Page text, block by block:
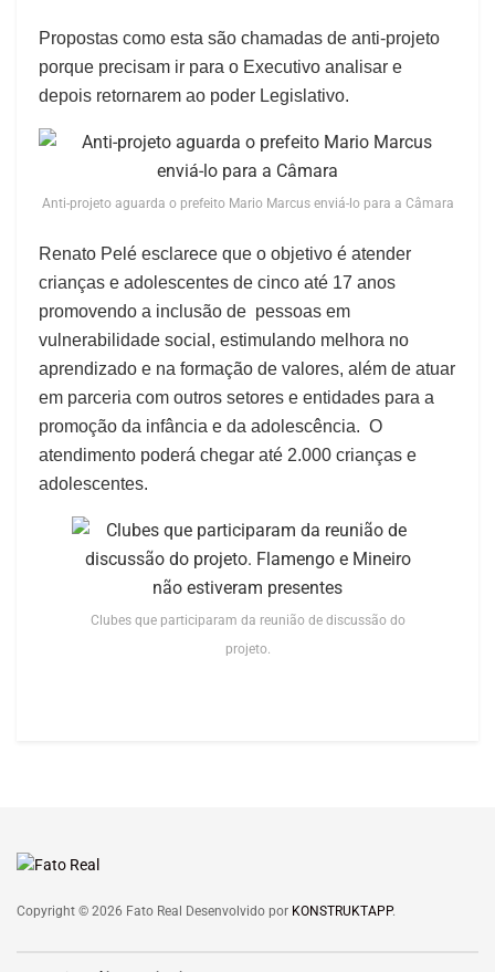
Propostas como esta são chamadas de anti-projeto
porque precisam ir para o Executivo analisar e
depois retornarem ao poder Legislativo.
Anti-projeto aguarda o prefeito Mario Marcus enviá-lo para a Câmara
Renato Pelé esclarece que o objetivo é atender
crianças e adolescentes de cinco até 17 anos
promovendo a inclusão de pessoas em
vulnerabilidade social, estimulando melhora no
aprendizado e na formação de valores, além de atuar
em parceria com outros setores e entidades para a
promoção da infância e da adolescência. O
atendimento poderá chegar até 2.000 crianças e
adolescentes.
Clubes que participaram da reunião de discussão do
projeto.
Copyright © 2026 Fato Real Desenvolvido por KONSTRUKTAPP.